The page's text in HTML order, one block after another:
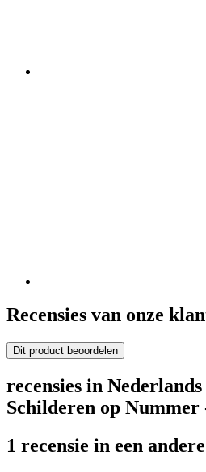
Recensies van onze
Dit product beoordelen
recensies in
Schilderen op
1 recensie in een